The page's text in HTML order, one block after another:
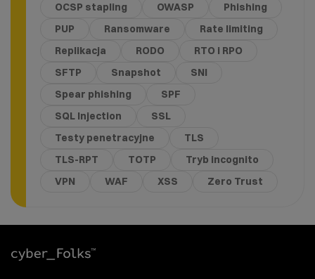
OCSP stapling
OWASP
Phishing
PUP
Ransomware
Rate limiting
Replikacja
RODO
RTO i RPO
SFTP
Snapshot
SNI
Spear phishing
SPF
SQL Injection
SSL
Testy penetracyjne
TLS
TLS-RPT
TOTP
Tryb incognito
VPN
WAF XSS Zero Trust